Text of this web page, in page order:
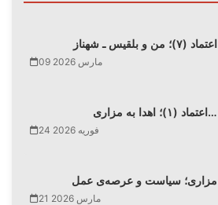
اعتماد (۷)؛ من و بلقیس ـ شهناز
09 مارس 2026
اعتماد (۱)؛ اهدا به مزاری…
24 فوریه 2026
مزاری؛ سیاست و عرصه‌ی عمل
21 مارس 2026